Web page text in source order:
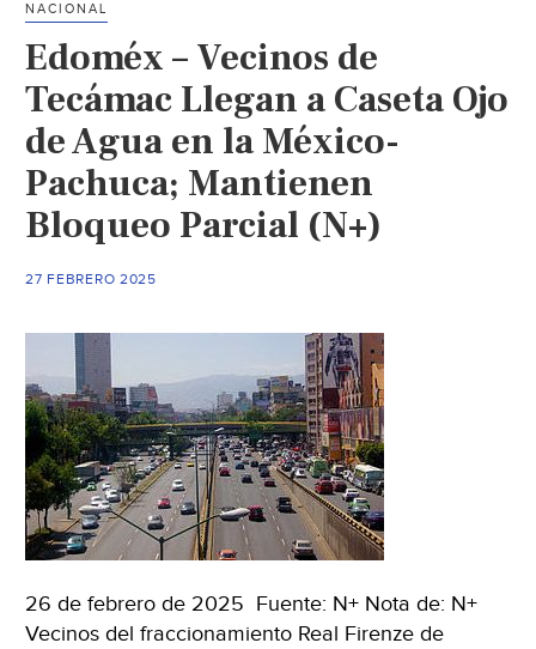
exigen
a
de
Xoxtla
desconocer
acuerdos
con
para
explotar
pozo
4
(La
Jornada
de
Oriente)
NACIONAL
Edoméx – Vecinos de
Tecámac Llegan a Caseta Ojo
de Agua en la México-
Pachuca; Mantienen
Bloqueo Parcial (N+)
27 FEBRERO 2025
26 de febrero de 2025 Fuente: N+ Nota de: N+
Vecinos del fraccionamiento Real Firenze de